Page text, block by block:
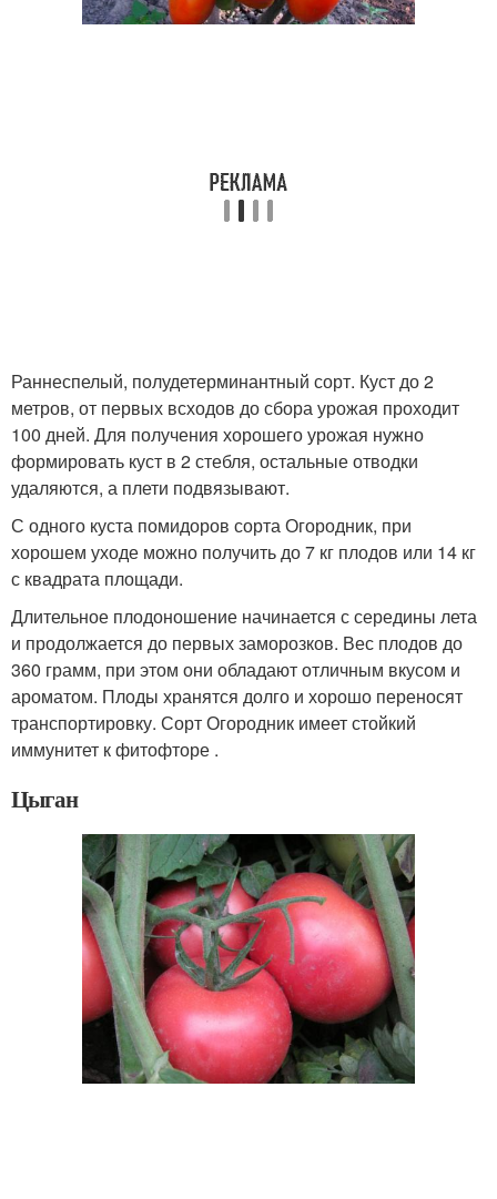
Раннеспелый, полудетерминантный сорт. Куст до 2
метров, от первых всходов до сбора урожая проходит
100 дней. Для получения хорошего урожая нужно
формировать куст в 2 стебля, остальные отводки
удаляются, а плети подвязывают.
С одного куста помидоров сорта Огородник, при
хорошем уходе можно получить до 7 кг плодов или 14 кг
с квадрата площади.
Длительное плодоношение начинается с середины лета
и продолжается до первых заморозков. Вес плодов до
360 грамм, при этом они обладают отличным вкусом и
ароматом. Плоды хранятся долго и хорошо переносят
транспортировку. Сорт Огородник имеет стойкий
иммунитет к фитофторе .
Цыган